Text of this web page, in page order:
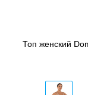
Топ женский